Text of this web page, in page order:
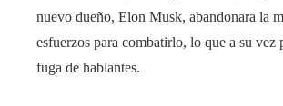
nuevo dueño, Elon Musk, abandonara la
esfuerzos para combatirlo, lo que a su vez
fuga de hablantes.